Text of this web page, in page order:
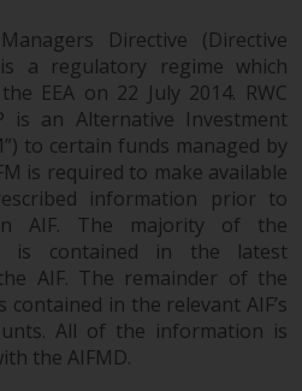
oder Verwendung
auf die
auf dieser Website
Privatsphäre
die Sie
die wir von
Directive (Directive
is a regulatory regime which
EEA on 22 July 2014. RWC
is an Alternative Investment
to certain funds managed by
is required to make available
information prior to
AIF. The majority of the
is contained in the latest
AIF. The remainder of the
in the relevant AIF’s
All of the information is
the AIFMD.